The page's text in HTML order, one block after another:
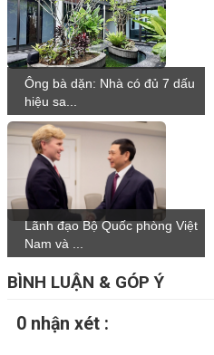
Ông bà dặn: Nhà có đủ 7 dấu
hiệu sa...
Lãnh đạo Bộ Quốc phòng Việt
Nam và ...
BÌNH LUẬN & GÓP Ý
0 nhận xét :